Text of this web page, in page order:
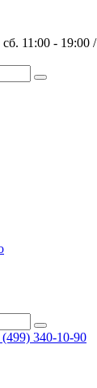
11:00 - 19:00 /
340-10-90